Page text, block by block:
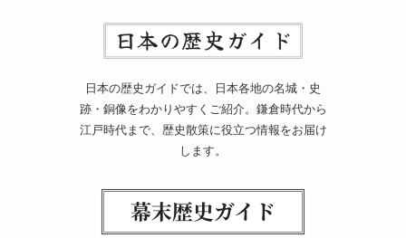
日本の歴史ガイドでは、日本各地の名城・史
跡・銅像をわかりやすくご紹介。鎌倉時代から
江戸時代まで、歴史散策に役立つ情報をお届け
します。